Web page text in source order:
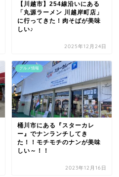
【川越市】254線沿いにある
「丸源ラーメン 川越岸町店」
に行ってきた！肉そばが美味
しい♪
2025年12月24日
グルメ情報
桶川市にある『スターカレ
ー』でナンランチしてき
た！！モチモチのナンが美味
しい～！！
2023年12月16日